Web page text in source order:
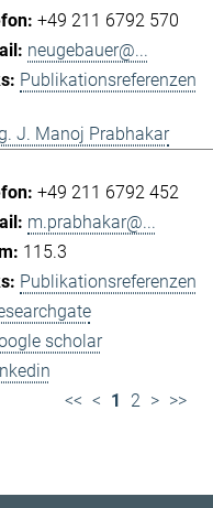
+49 211 6792 570
neugebauer@...
Publikationsreferenzen
J. Manoj Prabhakar
+49 211 6792 452
m.prabhakar@...
115.3
Publikationsreferenzen
scholar
<< < 1 2 > >>